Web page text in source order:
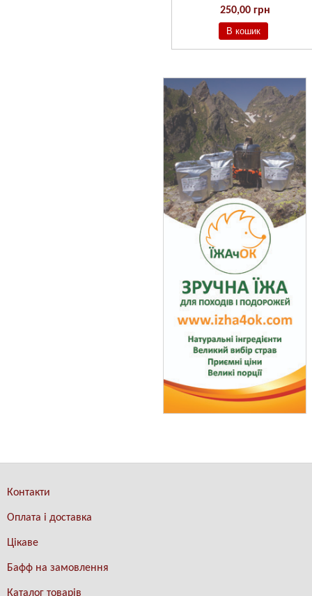
250,00 грн
Контакти
Оплата і доставка
Цікаве
Бафф на замовлення
Каталог товарів